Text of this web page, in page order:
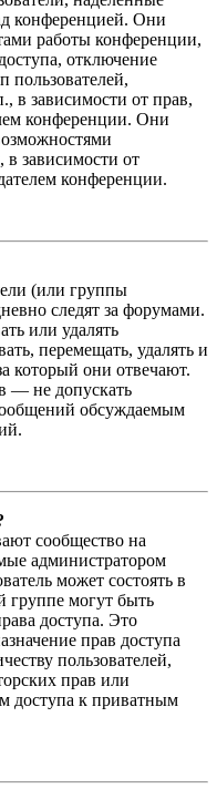
конференцией. Они
работы конференции,
отключение
пользователей,
в зависимости от прав,
конференции. Они
в зависимости от
конференции.
(или группы
следят за форумами.
или удалять
перемещать, удалять и
который они отвечают.
— не допускать
обсуждаемым
сообщество на
администратором
может состоять в
группе могут быть
доступа. Это
прав доступа
пользователей,
прав или
доступа к приватным